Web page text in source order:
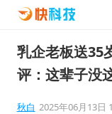
乳企老板送35
评：这辈子没
秋白 2025年06月13日